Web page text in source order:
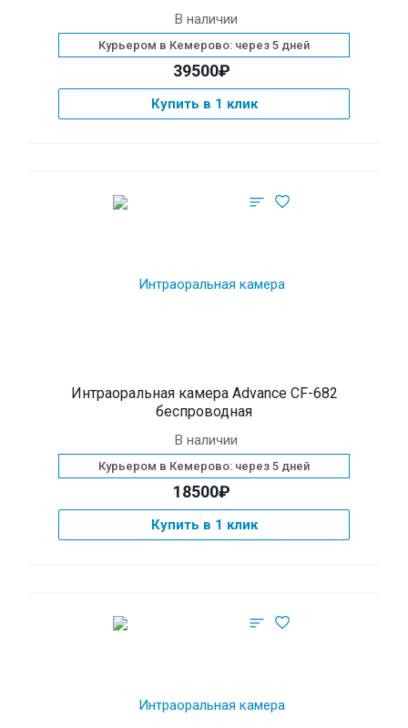
В наличии
Курьером в Кемерово: через 5 дней
39500₽
Купить в 1 клик
Интраоральная камера Advance CF-682
беспроводная
В наличии
Курьером в Кемерово: через 5 дней
18500₽
Купить в 1 клик